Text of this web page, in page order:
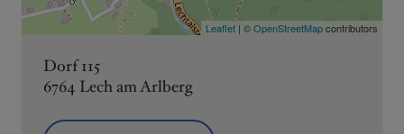
Leaflet | ©OpenStreetMapcontributors
Dorf 115
6764 Lech am Arlberg